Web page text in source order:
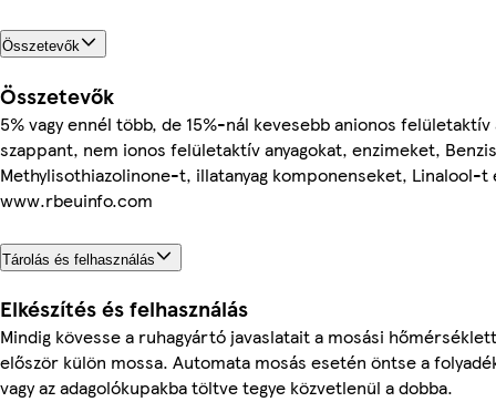
Összetevők
Összetevők
5% vagy ennél több, de 15%-nál kevesebb anionos
szappant, nem ionos felületaktív anyagokat, enzimeket,
Methylisothiazolinone-t, illatanyag komponenseket, Linalool-
www.rbeuinfo.com
Tárolás és felhasználás
Elkészítés és felhasználás
Mindig kövesse a ruhagyártó javaslatait a mosási
először külön mossa. Automata mosás esetén öntse a
vagy az adagolókupakba töltve tegye közvetlenül a dobba.